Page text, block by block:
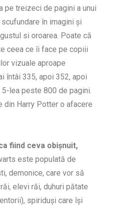
pe treizeci de pagini a unui
în imagini și
si oroarea. Poate că
ceea ce îi face pe copiii
vizuale aproape
întâi 335, apoi 352, apoi
lea peste 800 de pagini.
din Harry Potter o afacere
fiind ceva obișnuit,
este populată de
demonice, care vor să
elevi răi, duhuri pătate
spiriduși care își